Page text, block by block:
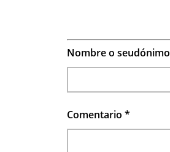
Nombre o seudónimo
Comentario *